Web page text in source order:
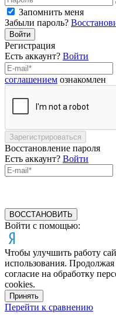
Запомнить меня
Забыли пароль?
Войти
Регистрация
Есть аккаунт? Войти
соглашением ознакомлен
Зарегистрироваться
Восстановление пароля
Есть аккаунт? Войти
ВОССТАНОВИТЬ
Войти с помощью:
Чтобы улучшить работу
использования. Продолжая
согласие на обработку
cookies.
Принять
Перейти к сравнению